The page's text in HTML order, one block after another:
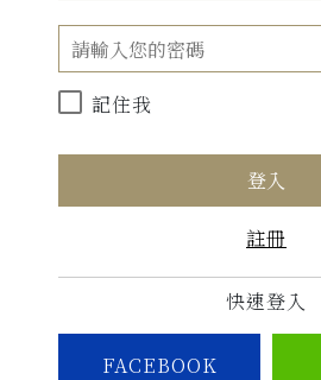
記住我
登入
註冊
快速登入
FACEBOOK